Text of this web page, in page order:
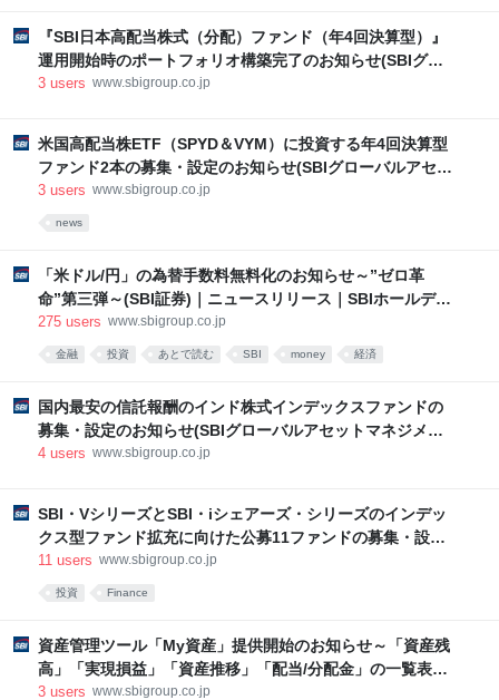
『SBI日本高配当株式（分配）ファンド（年4回決算型）』
運用開始時のポートフォリオ構築完了のお知らせ(SBIグロ
ーバルアセットマネジメント)｜ニュースリリース｜SBIホ
3 users www.sbigroup.co.jp
米国高配当株ETF（SPYD＆VYM）に投資する年4回決算型
ファンド2本の募集・設定のお知らせ(SBIグローバルアセッ
トマネジメント)－ PR情報｜SBIホールディングス
3 users www.sbigroup.co.jp
news
「米ドル/円」の為替手数料無料化のお知らせ～”ゼロ革
命”第三弾～(SBI証券)｜ニュースリリース｜SBIホールディ
ングス
275 users www.sbigroup.co.jp
金融 投資 あとで読む SBI money 経済
国内最安の信託報酬のインド株式インデックスファンドの
募集・設定のお知らせ(SBIグローバルアセットマネジメン
ト)－ PR情報｜SBIホールディングス
4 users www.sbigroup.co.jp
SBI・VシリーズとSBI・iシェアーズ・シリーズのインデッ
クス型ファンド拡充に向けた公募11ファンドの募集・設定
のお知らせ(SBIグローバルアセットマネジメント)－ PR情
報｜SBIホールディングス
11 users www.sbigroup.co.jp
投資 Finance
資産管理ツール「My資産」提供開始のお知らせ～「資産残
高」「実現損益」「資産推移」「配当/分配金」の一覧表示
で保有資産をまとめて確認可能に～（SBI証券）－ PR情報
3 users www.sbigroup.co.jp